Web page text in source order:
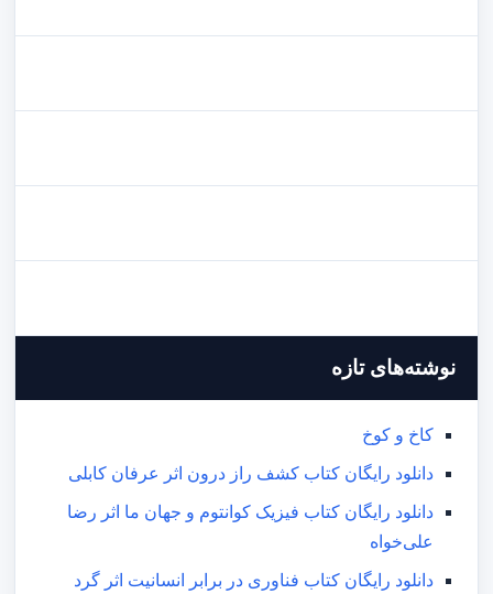
نوشته‌های تازه
کاخ و کوخ
دانلود رایگان کتاب کشف راز درون اثر عرفان کابلی
دانلود رایگان کتاب فیزیک کوانتوم و جهان ما اثر رضا
علی‌خواه
دانلود رایگان کتاب فناوری در برابر انسانیت اثر گرد